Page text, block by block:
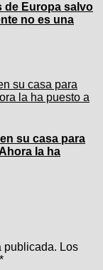
de Europa salvo
no es una
su casa para
la ha
publicada. Los
*